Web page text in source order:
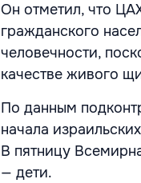
Он отметил, что
гражданского
человечности,
качестве живого
По данным
начала
В пятницу
— дети.